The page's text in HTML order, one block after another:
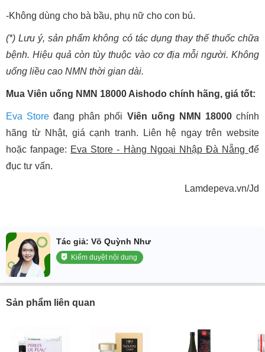
-Không dùng cho bà bầu, phụ nữ cho con bú.
(*) Lưu ý, sản phẩm không có tác dụng thay thế thuốc chữa
bệnh. Hiệu quả còn tùy thuộc vào cơ địa mỗi người. Không
uống liều cao NMN thời gian dài.
Mua Viên uống NMN 18000 Aishodo chính hãng, giá tốt:
Eva Store đang phân phối Viên uống NMN 18000chính
hãng từ Nhật, giá cạnh tranh. Liên hệ ngay trên website
hoặc fanpage: Eva Store - Hàng Ngoại Nhập Đà Nẵngđể
đục tư vấn.
Lamdepeva.vn/Jd
Tác giả: Võ Quỳnh Như
Kiểm duyệt nội dung
Sản phẩm liên quan